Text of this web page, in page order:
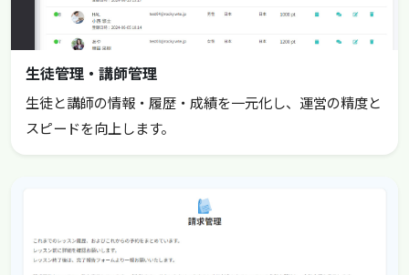
生徒管理・講師管理
生徒と講師の情報・履歴・成績を一元化し、運営の精度と
スピードを向上します。